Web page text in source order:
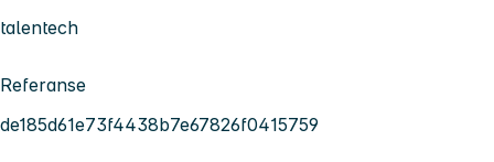
talentech
Referanse
de185d61e73f4438b7e67826f0415759